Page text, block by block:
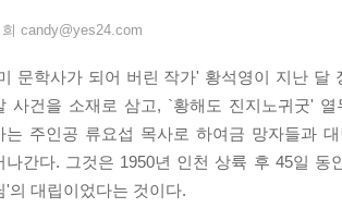
희 candy@yes24.com
문학사가 되어 버린 작가' 황석영이 지난
사건을 소재로 삼고, `황해도 진지노귀굿'
는 주인공 류요섭 목사로 하여금 망자들과
나간다. 그것은 1950년 인천 상륙 후 45일
'의 대립이었다는 것이다.